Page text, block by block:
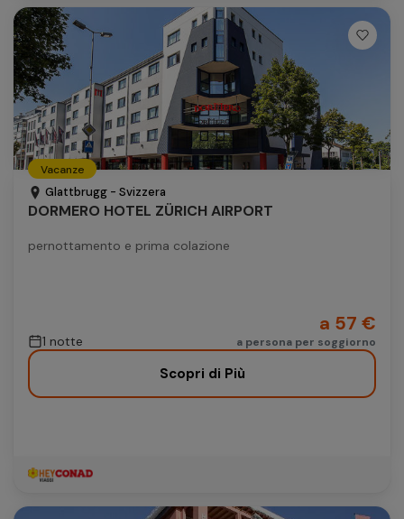
Vacanze
Glattbrugg - Svizzera
DORMERO HOTEL ZÜRICH AIRPORT
pernottamento e prima colazione
1 notte
a 57 €
a persona per soggiorno
Scopri di Più